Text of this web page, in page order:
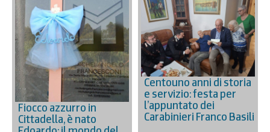
Fiocco azzurro in
Cittadella, è nato
Centouno anni di storia
e servizio: festa per
l’appuntato dei
Carabinieri Franco Basili